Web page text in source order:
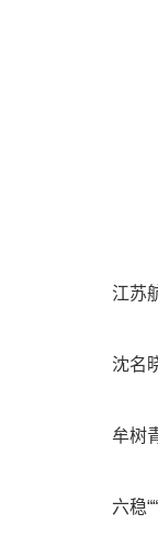
江苏
沈名
牟树
六稳